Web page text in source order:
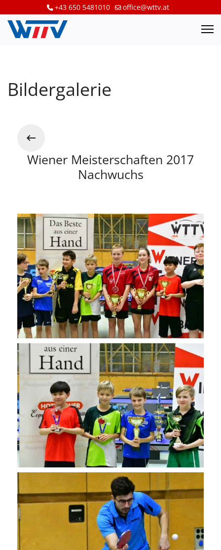
+43 650 5481010 office@wttv.at
Bildergalerie
Wiener Meisterschaften 2017
Nachwuchs